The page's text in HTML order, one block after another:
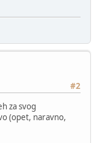
#2
za svog
(opet, naravno,